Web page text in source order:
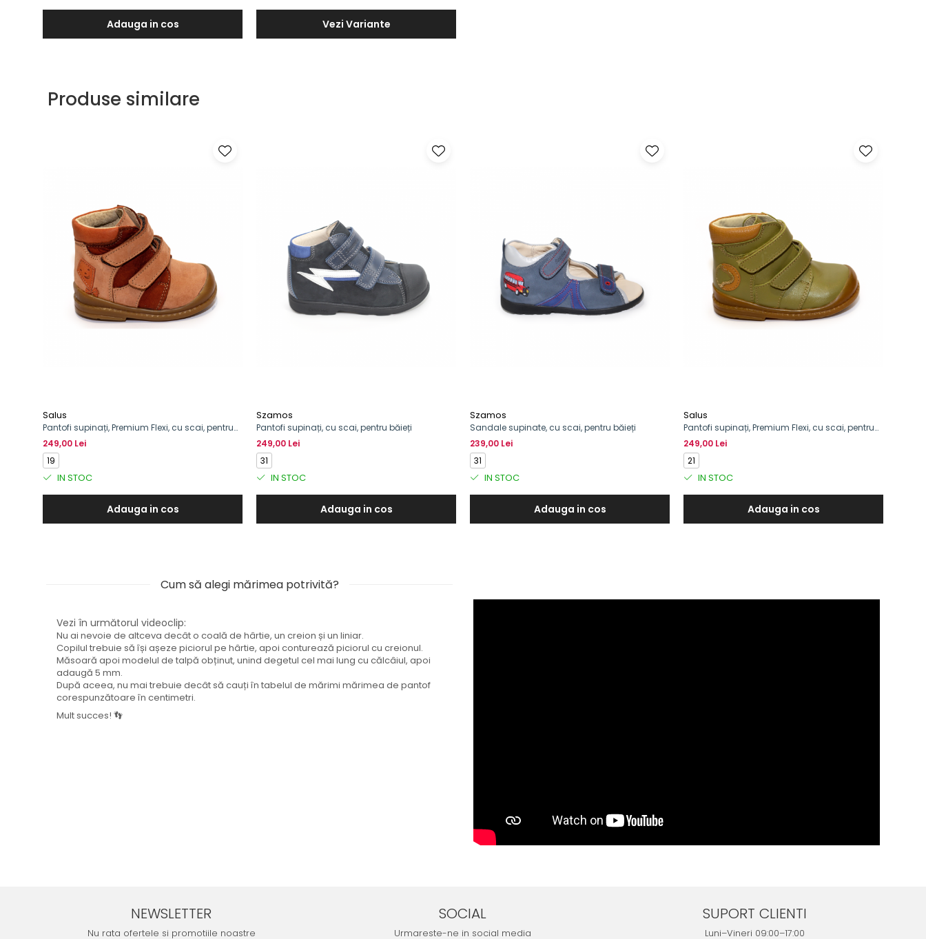
Adauga in cos Vezi Variante
Produse similare
Salus
Pantofi supinați, Premium Flexi, cu scai, pentru
băieți
249,00 Lei
19
IN STOC
Adauga in cos
Szamos
Pantofi supinați, cu scai, pentru băieți
249,00 Lei
31
IN STOC
Adauga in cos
Szamos
Sandale supinate, cu scai, pentru băieți
239,00 Lei
31
IN STOC
Adauga in cos
Salus
Pantofi supinați, Premium Flexi, cu scai, pentru
băieți
249,00 Lei
21
IN STOC
Adauga in cos
Cum să alegi mărimea potrivită?
Vezi în următorul videoclip:
Nu ai nevoie de altceva decât o coală de hârtie, un creion și un liniar.
Copilul trebuie să își așeze piciorul pe hârtie, apoi conturează piciorul cu creionul.
Măsoară apoi modelul de talpă obținut, unind degetul cel mai lung cu călcâiul, apoi
adaugă 5 mm.
După aceea, nu mai trebuie decât să cauți în tabelul de mărimi mărimea de pantof
corespunzătoare în centimetri.
Mult succes! 👣
NEWSLETTER
Nu rata ofertele si promotiile noastre
SOCIAL
Urmareste-ne in social media
SUPORT CLIENTI
Luni–Vineri 09:00–17:00